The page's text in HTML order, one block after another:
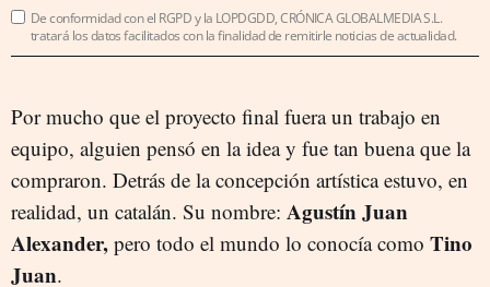
De conformidad con el RGPD y la LOPDGDD, CRÓNICA GLOBALMEDIA S.L.
tratará los datos facilitados con la finalidad de remitirle noticias de actualidad.
Por mucho que el proyecto final fuera un trabajo en
equipo, alguien pensó en la idea y fue tan buena que la
compraron. Detrás de la concepción artística estuvo, en
realidad, un catalán. Su nombre: Agustín Juan
Alexander, pero todo el mundo lo conocía como Tino
Juan.